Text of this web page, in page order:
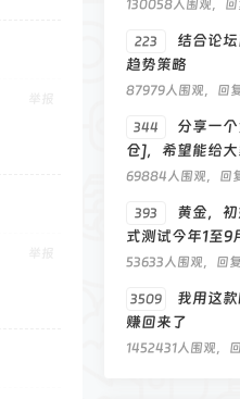
130058人围观，
223
结合论
趋势策略
87979人围观，
344
分享一
仓]，希望能给
69884人围观，
393
黄金，
式测试今年1至9
53633人围观，回
3509
我用这
赚回来了
1452431人围观